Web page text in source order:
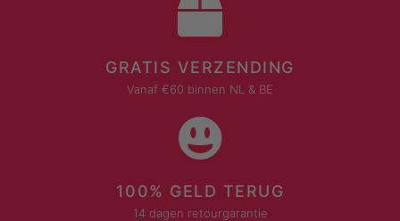
GRATIS VERZENDING
Vanaf €60 binnen NL & BE
100% GELD TERUG
14 dagen retourgarantie